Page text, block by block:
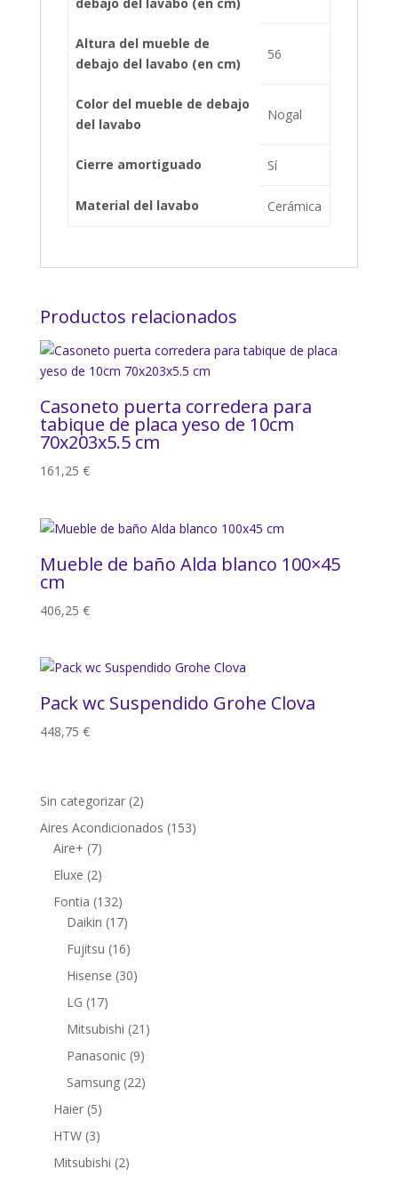
debajo del lavabo (en cm)
Altura del mueble de
debajo del lavabo (en cm)
56
Color del mueble de debajo
del lavabo
Nogal
Cierre amortiguado Sí
Material del lavabo Cerámica
Productos relacionados
Casoneto puerta corredera para
tabique de placa yeso de 10cm
70x203x5.5 cm
161,25 €
Mueble de baño Alda blanco 100×45
cm
406,25 €
Pack wc Suspendido Grohe Clova
448,75 €
Sin categorizar 22
productos
Aires Acondicionados 153153
Aire+ 77
productos
Eluxe 22
productos
Fontia 132132
productos
Daikin 1717
productos
Fujitsu 1616
productos
Hisense 3030
LG 1717
productos
Mitsubishi 21 21
Panasonic 99
productos
Samsung 2222
Haier 55
productos
HTW 33
productos
Mitsubishi 22